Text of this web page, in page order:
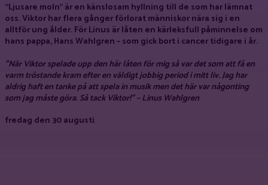
“Ljusare moln” är en känslosam hyllning till de som har lämnat
oss. Viktor har flera gånger förlorat människor nära sig i en
alltför ung ålder. För Linus är låten en kärleksfull påminnelse om
hans pappa, Hans Wahlgren – som gick bort i cancer tidigare i år.
”När Viktor spelade upp den här låten för mig så var det som att få en
varm tröstande kram efter en väldigt jobbig period i mitt liv. Jag har
aldrig haft en tanke på att spela in musik men det här var någonting
som jag måste göra. Så tack Viktor!” –Linus Wahlgren
fredag den 30 augusti